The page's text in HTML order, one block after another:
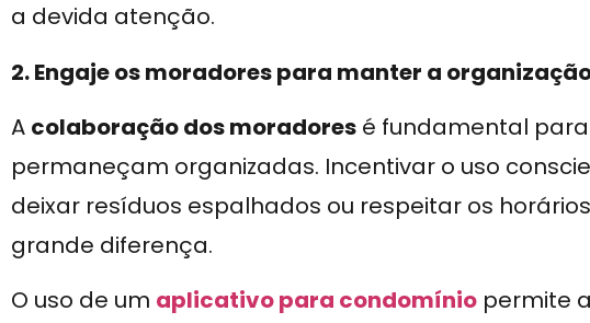
a devida atenção.
2. Engaje os moradores para manter a
A colaboração dos moradores é fundamental
permaneçam organizadas. Incentivar o uso
deixar resíduos espalhados ou respeitar os
grande diferença.
O uso de um aplicativo para condomínio permite